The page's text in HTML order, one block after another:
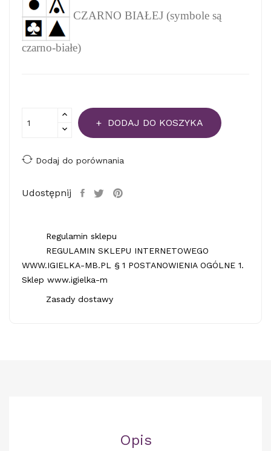
CZARNO BIAŁEJ (symbole są
czarno-białe)
DODAJ DO KOSZYKA
Dodaj do porównania
Udostępnij
Regulamin sklepu
REGULAMIN SKLEPU INTERNETOWEGO
WWW.IGIELKA-MB.PL § 1 POSTANOWIENIA OGÓLNE 1.
Sklep www.igielka-m
Zasady dostawy
Opis